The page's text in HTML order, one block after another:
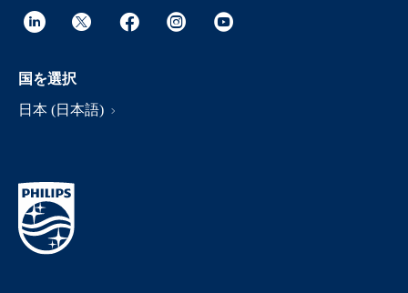
国を選択
日本 (日本語)